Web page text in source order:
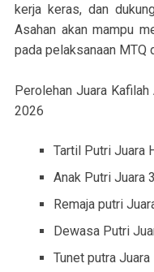
kerja keras, dan
Asahan akan mampu
pada pelaksanaan MTQ
Perolehan Juara Kafilah
2026
Tartil Putri Juara
Anak Putri Juara 3
Remaja putri
Dewasa Putri
Tunet putra Juara